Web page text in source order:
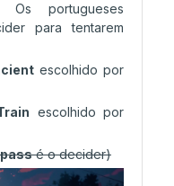
Os portugueses
para tentarem
escolhido por
escolhido por
é o decider)